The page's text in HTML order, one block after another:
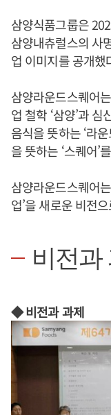
삼양식품그룹은
삼양내츄럴스의 사
업 이미지를 공개했
삼양라운드스퀘어
업 철학 ‘삼양’과
음식을 뜻하는 ‘라
을 뜻하는 ‘스퀘어’
삼양라운드스퀘어
업’을 새로운 비전
비전과
◆ 비전과 과제